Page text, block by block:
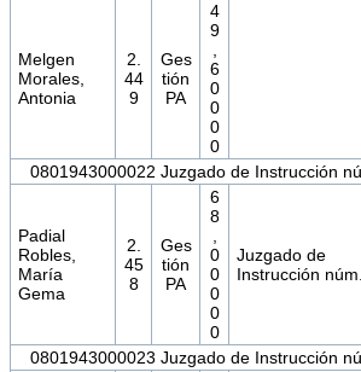
Melgen
Morales,
Antonia
2.
44
9
Ges
tión
PA
4
9
,
6
0
0
0
0
0801943000022 Juzgado de Instrucción
Padial
Robles,
María
Gema
2.
45
8
Ges
tión
PA
6
8
,
0
0
0
0
0
Juzgado de
Instrucción
0801943000023 Juzgado de Instrucción